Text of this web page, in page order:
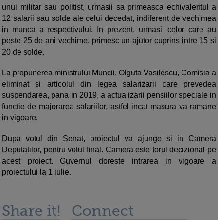
unui militar sau politist, urmasii sa primeasca echivalentul a
12 salarii sau solde ale celui decedat, indiferent de vechimea
in munca a respectivului. In prezent, urmasii celor care au
peste 25 de ani vechime, primesc un ajutor cuprins intre 15 si
20 de solde.
La propunerea ministrului Muncii, Olguta Vasilescu, Comisia a
eliminat si articolul din legea salarizarii care prevedea
suspendarea, pana in 2019, a actualizarii pensiilor speciale in
functie de majorarea salariilor, astfel incat masura va ramane
in vigoare.
Dupa votul din Senat, proiectul va ajunge si in Camera
Deputatilor, pentru votul final. Camera este forul decizional pe
acest proiect. Guvernul doreste intrarea in vigoare a
proiectului la 1 iulie.
Share it! Connect